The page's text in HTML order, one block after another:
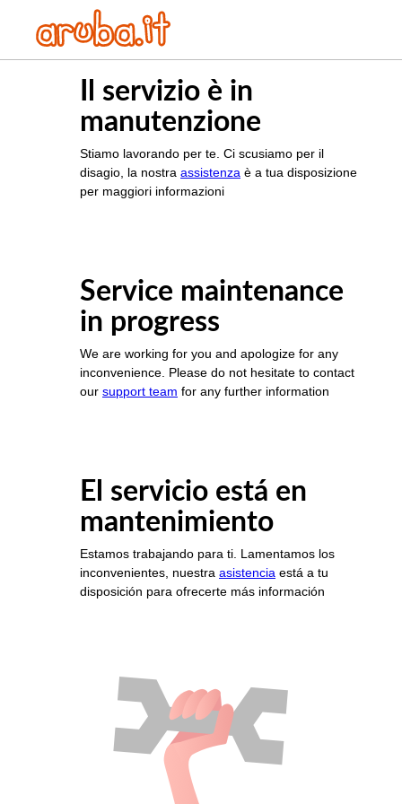
Il servizio è in
manutenzione
Stiamo lavorando per te. Ci scusiamo per il
disagio, la nostra assistenza è a tua disposizione
per maggiori informazioni
Service maintenance
in progress
We are working for you and apologize for any
inconvenience. Please do not hesitate to contact
our support team for any further information
El servicio está en
mantenimiento
Estamos trabajando para ti. Lamentamos los
inconvenientes, nuestra asistencia está a tu
disposición para ofrecerte más información